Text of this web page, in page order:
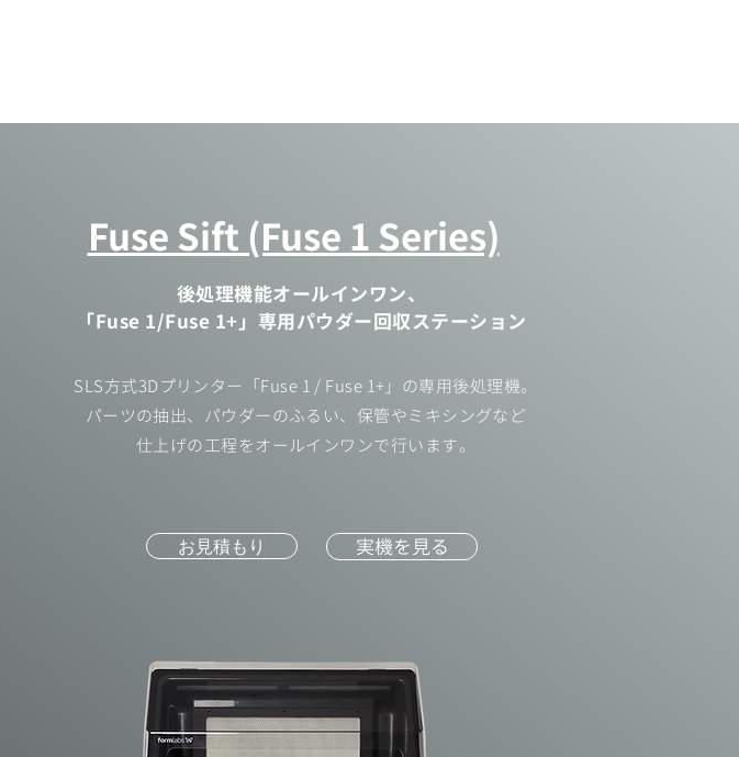
Fuse Sift (Fuse 1 Series)
​後処理機能オールインワン、
「Fuse 1/Fuse 1+」専用パウダー回収ステーション
SLS方式3Dプリンター「Fuse 1 / Fuse 1+」の専用後処理機。
パーツの抽出、パウダーのふるい、保管やミキシングなど
仕上げの工程をオールインワンで行います。
お見積もり 実機を見る